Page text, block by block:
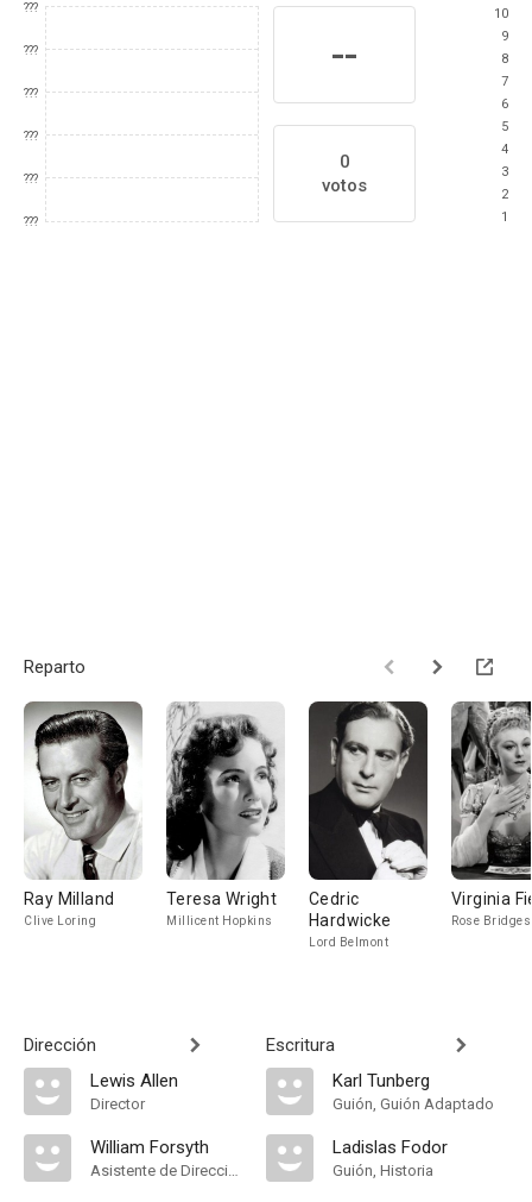
???
???
???
???
???
???
--
0
votos
10
9
8
7
6
5
4
3
2
1
Reparto
Ray Milland
Clive Loring
Teresa Wright
Millicent Hopkins
Cedric
Hardwicke
Lord Belmont
Virginia
Rose Bridges
Dirección
Lewis Allen
Director
William Forsyth
Asistente de Dirección
Escritura
Karl Tunberg
Guión, Guión Adaptado
Ladislas Fodor
Guión, Historia